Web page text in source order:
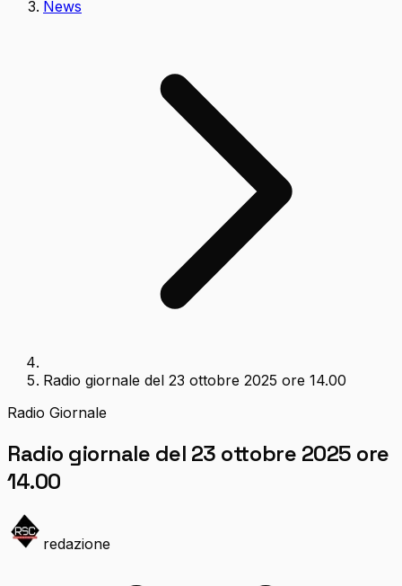
News
Radio giornale del 23 ottobre 2025 ore 14.00
Radio Giornale
Radio giornale del 23 ottobre 2025 ore
14.00
redazione